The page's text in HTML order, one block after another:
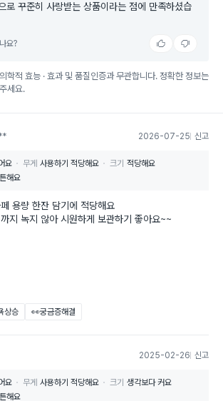
로 꾸준히 사랑받는 상품이라는 점에 만족하셨습
요?
학적 효능 · 효과 및 품질인증과 무관합니다. 정확한 정보는
세요.
2026-07-25 신고
요 무게 사용하기 적당해요 크기 적당해요
해요
용량 한잔 담기에 적당해요
지 녹지 않아 시원하게 보관하기 좋아요~~
상승 👀궁금증해결
2025-02-26 신고
요 무게 사용하기 적당해요 크기 생각보다 커요
해요